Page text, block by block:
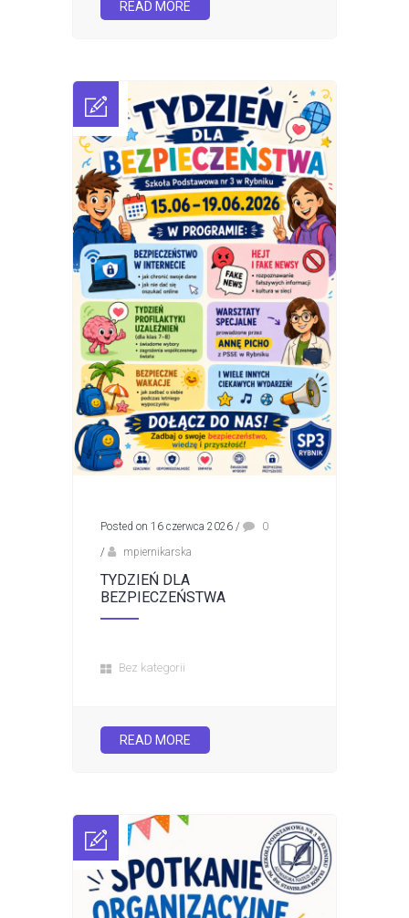
READ MORE
Posted on 16 czerwca 2026 /
0
/
mpiernikarska
TYDZIEŃ DLA
BEZPIECZEŃSTWA
Bez kategorii
READ MORE